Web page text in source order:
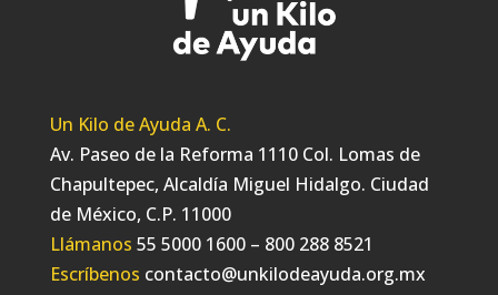
Un Kilo de Ayuda A. C.
Av. Paseo de la Reforma 1110 Col. Lomas de
Chapultepec, Alcaldía Miguel Hidalgo. Ciudad
de México, C.P. 11000
Llámanos 55 5000 1600 – 800 288 8521
Escríbenos contacto@unkilodeayuda.org.mx